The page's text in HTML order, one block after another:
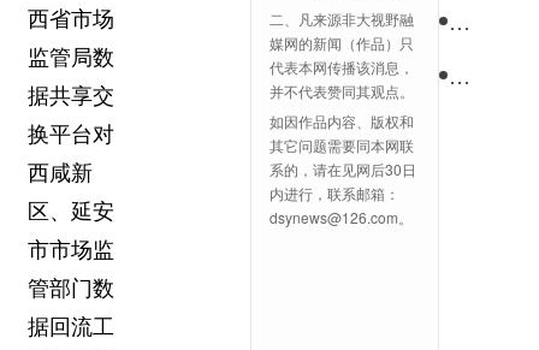
西省市场
监管局数
据共享交
换平台对
西咸新
区、延安
市市场监
管部门数
据回流工
二、凡来源非大视野融
媒网的新闻（作品）只
代表本网传播该消息，
并不代表赞同其观点。
如因作品内容、版权和
其它问题需要同本网联
系的，请在见网后30日
内进行，联系邮箱：
dsynews@126.com。